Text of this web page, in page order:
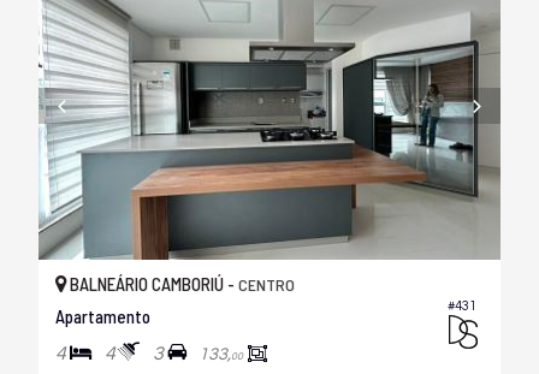
#431
BALNEÁRIO CAMBORIÚ - CENTRO
Apartamento
4 4 3 133,00